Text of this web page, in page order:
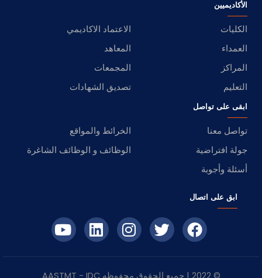
الأكاديميين
الكليات
الاعتماد الاكاديمي
العمداء
المعاهد
المراكز
المجمعات
التعليم
تصديق الشهادات
ابقى على تواصل
تواصل معنا
الخرائط والمواقع
جولة افتراضية
الوظائف و الوظائف الشاغرة
أسئلة وأجوبة
ابق على اتصال
© 2022 | جميع الحقوق محفوظه IDC
- AASTMT